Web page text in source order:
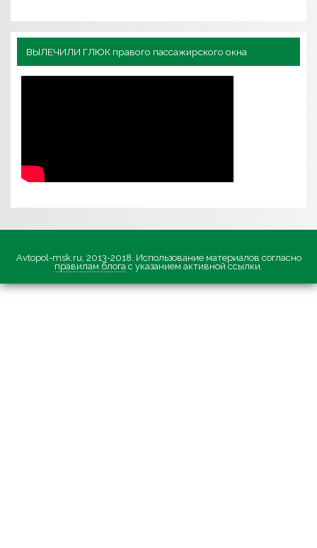
ВЫЛЕЧИЛИ ГЛЮК правого пассажирского окна
Avtopol-msk.ru, 2013-2018. Использование материалов согласно
правилам блога с указанием активной ссылки.